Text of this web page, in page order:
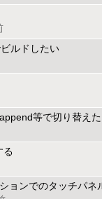
ルドしたい
等で切り替え
る
ョンでのタッチパネ